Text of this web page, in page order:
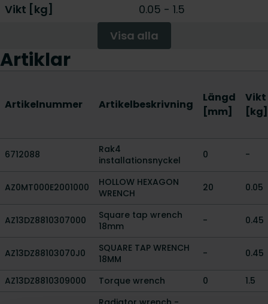
Vikt [kg]
0.05 - 1.5
Visa alla
Artiklar
Artikelnummer Artikelbeskrivning
Längd
[mm]
Vikt
[kg]
6712088
Rak4
installationsnyckel
0 -
AZ0MT000E2001000
HOLLOW HEXAGON
WRENCH
20 0.05
AZ13DZ8810307000
Square tap wrench
18mm
- 0.45
AZ13DZ88103070J0
SQUARE TAP WRENCH
18MM
- 0.45
AZ13DZ8810309000 Torque wrench 0 1.5